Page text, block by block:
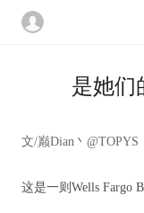
是她们
文/巅Dian丶@TOPYS
这是一则Wells Fargo